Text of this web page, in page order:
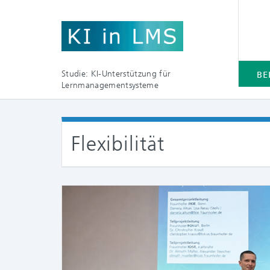
Studie: KI-Unterstützung für
Lernmanagementsysteme
Flexibilität